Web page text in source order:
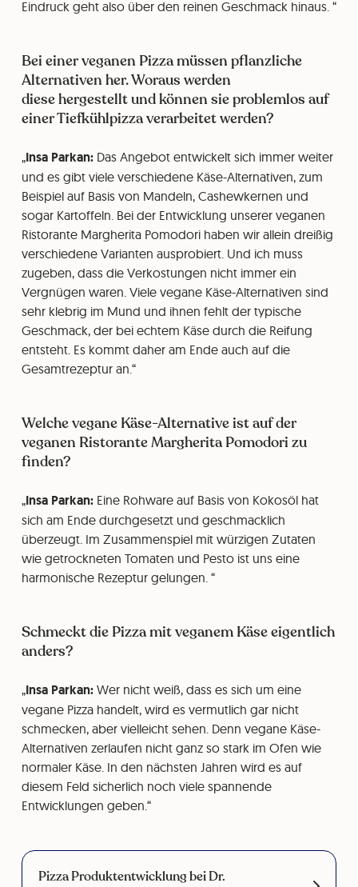
Eindruck geht also über den reinen Geschmack hinaus.
Bei einer veganen Pizza müssen pflanzliche
Alternativen her. Woraus werden
diese hergestellt und können sie problemlos auf
einer Tiefkühlpizza verarbeitet werden?
Insa Parkan: Das Angebot entwickelt sich immer weiter
und es gibt viele verschiedene Käse-Alternativen, zum
Beispiel auf Basis von Mandeln, Cashewkernen und
sogar Kartoffeln. Bei der Entwicklung unserer veganen
Ristorante Margherita Pomodori haben wir allein dreißig
verschiedene Varianten ausprobiert. Und ich muss
zugeben, dass die Verkostungen nicht immer ein
Vergnügen waren. Viele vegane Käse-Alternativen sind
sehr klebrig im Mund und ihnen fehlt der typische
Geschmack, der bei echtem Käse durch die Reifung
entsteht. Es kommt daher am Ende auch auf die
Gesamtrezeptur an.
Welche vegane Käse-Alternative ist auf der
veganen Ristorante Margherita Pomodori zu
finden?
Insa Parkan: Eine Rohware auf Basis von Kokosöl hat
sich am Ende durchgesetzt und geschmacklich
überzeugt. Im Zusammenspiel mit würzigen Zutaten
wie getrockneten Tomaten und Pesto ist uns eine
harmonische Rezeptur gelungen.
Schmeckt die Pizza mit veganem Käse eigentlich
anders?
Insa Parkan: Wer nicht weiß, dass es sich um eine
vegane Pizza handelt, wird es vermutlich gar nicht
schmecken, aber vielleicht sehen. Denn vegane Käse-
Alternativen zerlaufen nicht ganz so stark im Ofen wie
normaler Käse. In den nächsten Jahren wird es auf
diesem Feld sicherlich noch viele spannende
Entwicklungen geben.
Pizza Produktentwicklung bei Dr.